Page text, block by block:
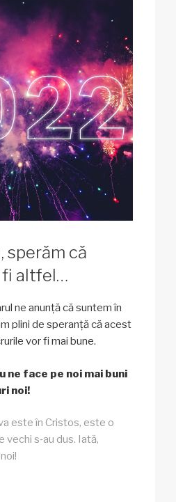
sperăm că
fi altfel…
ne anunță că suntem în
plini de speranță că acest
vor fi mai bune.
ne face pe noi mai buni
noi!
este în Cristos, este o
vechi s‑au dus. Iată,